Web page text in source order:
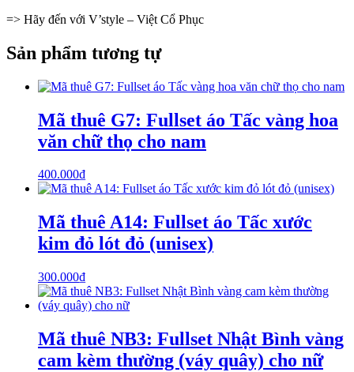
=> Hãy đến với V’style – Việt Cổ Phục
Sản phẩm tương tự
Mã thuê G7: Fullset áo Tấc vàng hoa
văn chữ thọ cho nam
400.000₫
Mã thuê A14: Fullset áo Tấc xước
kim đỏ lót đỏ (unisex)
300.000₫
Mã thuê NB3: Fullset Nhật Bình vàng
cam kèm thường (váy quây) cho nữ